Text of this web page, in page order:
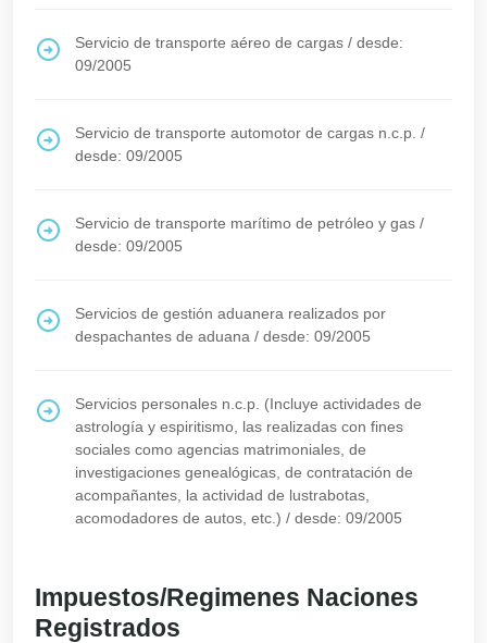
Servicio de transporte aéreo de cargas / desde:
09/2005
Servicio de transporte automotor de cargas n.c.p. /
desde: 09/2005
Servicio de transporte marítimo de petróleo y gas /
desde: 09/2005
Servicios de gestión aduanera realizados por
despachantes de aduana / desde: 09/2005
Servicios personales n.c.p. (Incluye actividades de
astrología y espiritismo, las realizadas con fines
sociales como agencias matrimoniales, de
investigaciones genealógicas, de contratación de
acompañantes, la actividad de lustrabotas,
acomodadores de autos, etc.) / desde: 09/2005
Impuestos/Regimenes Naciones
Registrados